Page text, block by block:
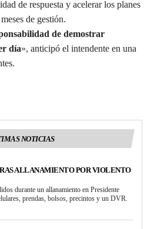
de respuesta y acelerar los planes
de gestión.
de demostrar
día», anticipó el intendente en una
NOTICIAS
ALLANAMIENTO POR VIOLENTO
durante un allanamiento en Presidente
prendas, bolsos, precintos y un DVR.